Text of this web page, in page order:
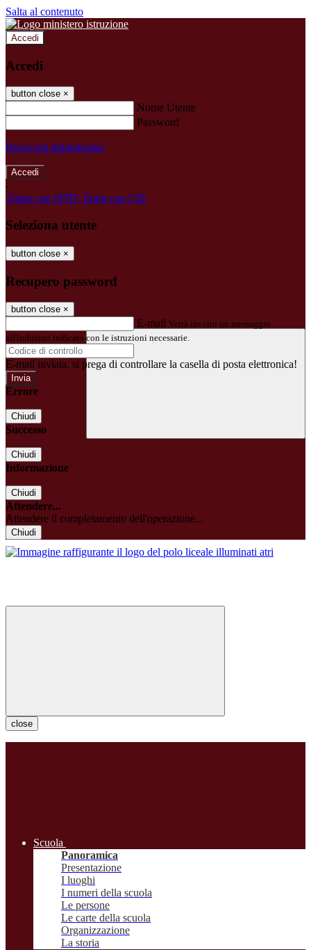
Salta al contenuto
Accedi
Accedi
button close ×
Nome Utente
Password
Password dimenticata?
-
Entra con SPID Entra con CIE
Seleziona utente
button close ×
Recupero password
button close ×
E-mail Verrà inviato un messaggio
all'indirizzo indicato con le istruzioni necessarie.
E-mail inviata, si prega di controllare la casella di posta elettronica!
Errore
Chiudi
Successo
Chiudi
Informazione
Chiudi
Attendere...
Attendere il completamento dell'operazione...
Chiudi
close
Scuola
Panoramica
Presentazione
I luoghi
I numeri della scuola
Le persone
Le carte della scuola
Organizzazione
La storia